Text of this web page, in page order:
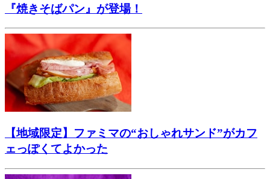
『焼きそばパン』が登場！
【地域限定】ファミマの“おしゃれサンド”がカフ
ェっぽくてよかった